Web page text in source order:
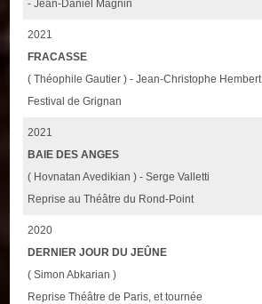
- Jean-Daniel Magnin
2021
FRACASSE
( Théophile Gautier ) - Jean-Christophe Hembert
Festival de Grignan
2021
BAIE DES ANGES
( Hovnatan Avedikian ) - Serge Valletti
Reprise au Théâtre du Rond-Point
2020
DERNIER JOUR DU JEÛNE
( Simon Abkarian )
Reprise Théâtre de Paris, et tournée